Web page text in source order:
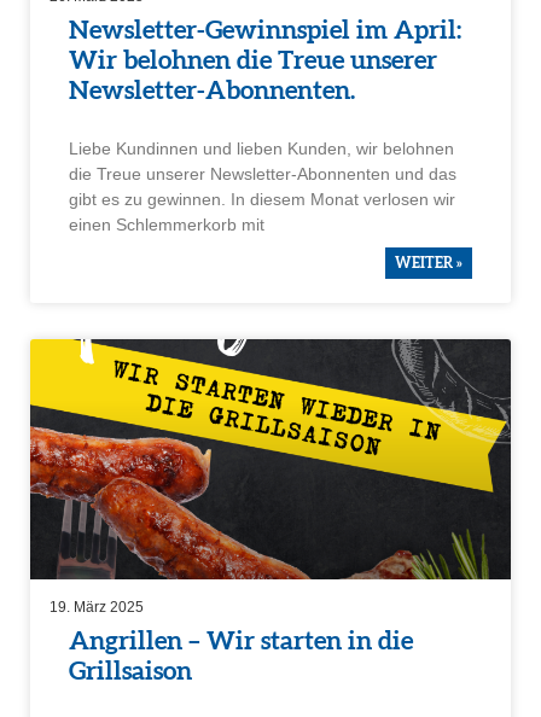
Newsletter-Gewinn­spiel im April:
Wir belohnen die Treue unserer
Newsletter-Abonnenten.
Liebe Kundinnen und lieben Kunden, wir belohnen
die Treue unserer Newsletter-Abonnenten und das
gibt es zu gewinnen. In diesem Monat verlosen wir
einen Schlem­mer­korb mit
WEITER »
Angrillen – Wir starten in die
Grill­saison
19. März 2025